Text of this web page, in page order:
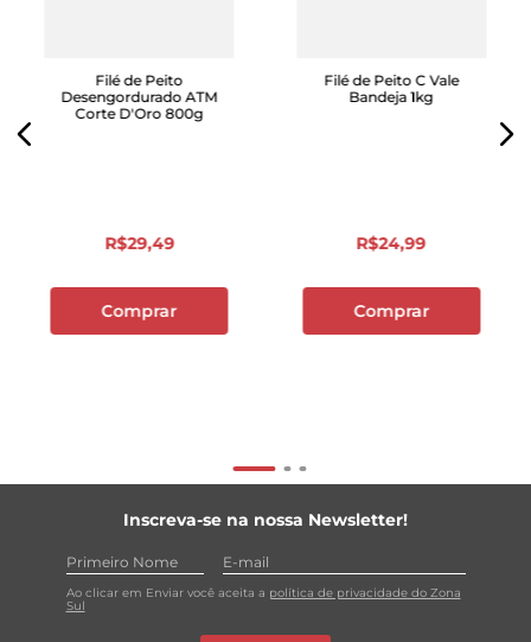
Filé de Peito
Desengordurado ATM
Corte D'Oro 800g
R$29,49
Comprar
Filé de Peito C Vale
Bandeja 1kg
R$24,99
Comprar
Inscreva-se na nossa Newsletter!
Ao clicar em Enviar você aceita a política de privacidade do Zona
Sul